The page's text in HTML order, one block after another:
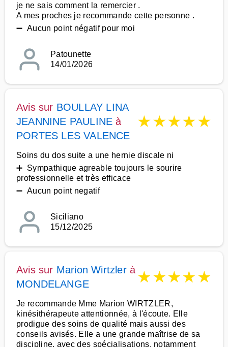
je ne sais comment la remercier .
A mes proches je recommande cette personne .
➖ Aucun point négatif pour moi
Patounette
14/01/2026
Avis sur BOULLAY LINA
JEANNINE PAULINE à
PORTES LES VALENCE
★★★★★
Soins du dos suite a une hernie discale ni
➕ Sympathique agreable toujours le sourire
professionnelle et très efficace
➖ Aucun point negatif
Siciliano
15/12/2025
Avis sur Marion Wirtzlerà
MONDELANGE
★★★★★
Je recommande Mme Marion WIRTZLER,
kinésithérapeute attentionnée, à l'écoute. Elle
prodigue des soins de qualité mais aussi des
conseils avisés. Elle a une grande maîtrise de sa
discipline, avec des spécialisations, notamment